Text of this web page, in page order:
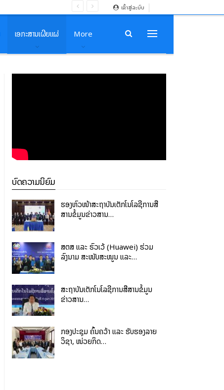
ເຂົ້າສູ່ລະບົບ
ເອກະສານເຜີຍແຜ່ More
ບົດຄວາມນິຍົມ
ຮອງຫົວໜ້າສະຖາບັນເຕັກໂນໂລຊີການສື່
ສານຂໍ້ມູນຂ່າວສານ…
ສຕສ ແລະ ຮົວເວ້ (Huawei) ຮ່ວມ
ລົງນາມ ສະໜັບສະໜູນ ແລະ…
ສະຖາບັນເຕັກໂນໂລຊີການສື່ສານຂໍ້ມູນ
ຂ່າວສານ…
ກອງປະຊຸມ ຄົ້ນຄວ້າ ແລະ ຮັບຮອງລາຍ
ວິຊາ, ໜ່ວຍກິດ…